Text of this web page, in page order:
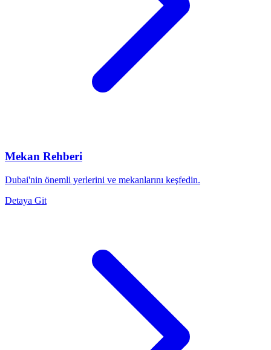
Mekan Rehberi
Dubai'nin önemli yerlerini ve mekanlarını keşfedin.
Detaya Git